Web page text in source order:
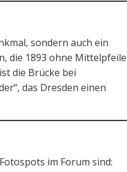
sondern auch ein
die 1893 ohne
die Brücke bei
das Dresden einen
im Forum sind: